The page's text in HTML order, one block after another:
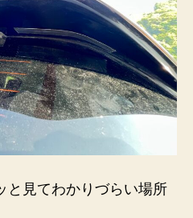
と見てわかりづらい場所